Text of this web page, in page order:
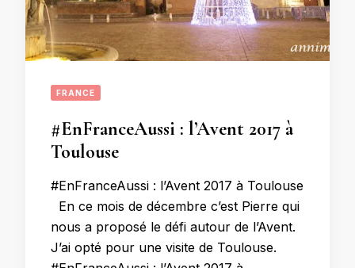
FRANCE
#EnFranceAussi : l’Avent 2017 à
Toulouse
#EnFranceAussi : l’Avent 2017 à Toulouse
En ce mois de décembre c’est Pierre qui
nous a proposé le défi autour de l’Avent.
J’ai opté pour une visite de Toulouse.